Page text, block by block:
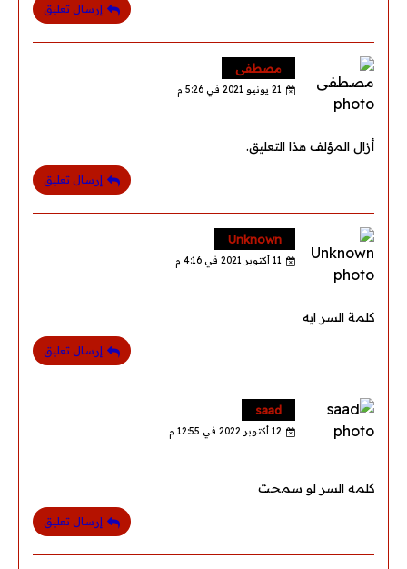
إرسال تعليق
مصطفى
21 يونيو 2021 في 5:26 م
أزال المؤلف هذا التعليق.
إرسال تعليق
Unknown
11 أكتوبر 2021 في 4:16 م
كلمة السر ايه
إرسال تعليق
saad
12 أكتوبر 2022 في 12:55 م
كلمه السر لو سمحت
إرسال تعليق